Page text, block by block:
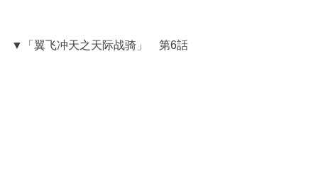
▼「翼飞冲天之天际战骑」 第6話